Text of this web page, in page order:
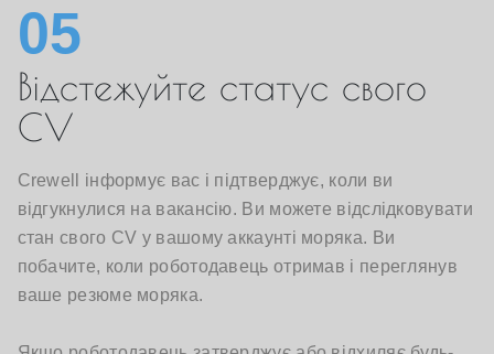
05
Відстежуйте статус свого
CV
Crewell інформує вас і підтверджує, коли ви
відгукнулися на вакансію. Ви можете відслідковувати
стан свого CV у вашому аккаунті моряка. Ви
побачите, коли роботодавець отримав і переглянув
ваше резюме моряка.